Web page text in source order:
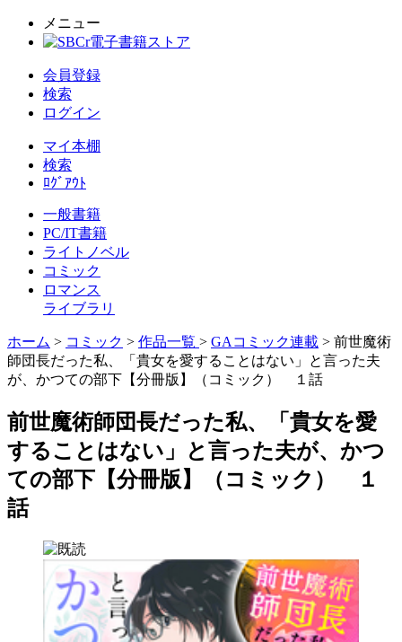
メニュー
会員登録
検索
ログイン
マイ本棚
検索
ﾛｸﾞｱｳﾄ
一般書籍
PC/IT書籍
ライトノベル
コミック
ロマンス
ライブラリ
ホーム > コミック > 作品一覧 > GAコミック連載 > 前世魔術
師団長だった私、「貴女を愛することはない」と言った夫
が、かつての部下【分冊版】（コミック） １話
前世魔術師団長だった私、「貴女を愛
することはない」と言った夫が、かつ
ての部下【分冊版】（コミック） １
話